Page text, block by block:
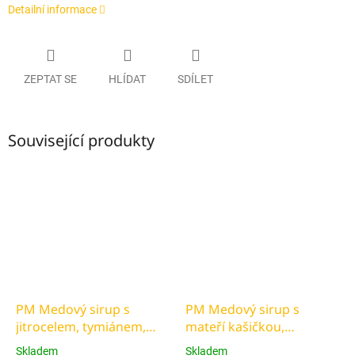
Detailní informace
ZEPTAT SE HLÍDAT SDÍLET
Související produkty
PM Medový sirup s
jitrocelem, tymiánem,
mateřídouškou a vit. C
Skladem
PM Medový sirup s
mateří kašičkou,
propolisem, echinacenou
Skladem